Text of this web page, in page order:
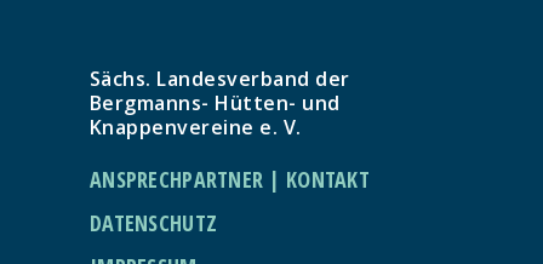
Sächs. Landesverband der
Bergmanns- Hütten- und
Knappenvereine e. V.
ANSPRECHPARTNER | KONTAKT
DATENSCHUTZ